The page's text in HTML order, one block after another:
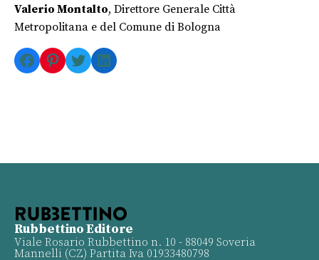
Valerio Montalto, Direttore Generale Città
Metropolitana e del Comune di Bologna
Facebook
Pinterest
TwitterLinkedIn
Rubbettino Editore
Viale Rosario Rubbettino n. 10 - 88049 Soveria
Mannelli (CZ) Partita Iva 01933480798